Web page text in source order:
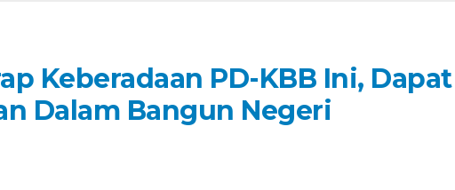
Keberadaan PD-KBB Ini, Dapat
Dalam Bangun Negeri